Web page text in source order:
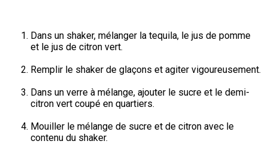
Dans un shaker, mélanger la tequila, le jus de pomme
et le jus de citron vert.
Remplir le shaker de glaçons et agiter vigoureusement.
Dans un verre à mélange, ajouter le sucre et le demi-
citron vert coupé en quartiers.
Mouiller le mélange de sucre et de citron avec le
contenu du shaker.